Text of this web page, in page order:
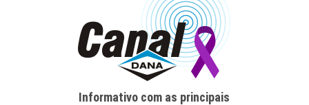
Informativo com as principais